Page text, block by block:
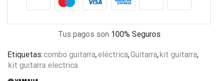
Tus pagos son 100% Seguros
Etiquetas:combo guitarra,eléctrica,Guitarra,kit guitarra,
kit guitarra electrica